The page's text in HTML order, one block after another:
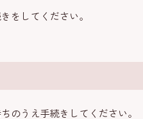
をしてください。
のうえ手続きしてください。